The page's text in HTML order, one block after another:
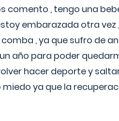
comento , tengo una
embarazada otra
, ya que sufro de
año para poder
hacer deporte y
ya que la